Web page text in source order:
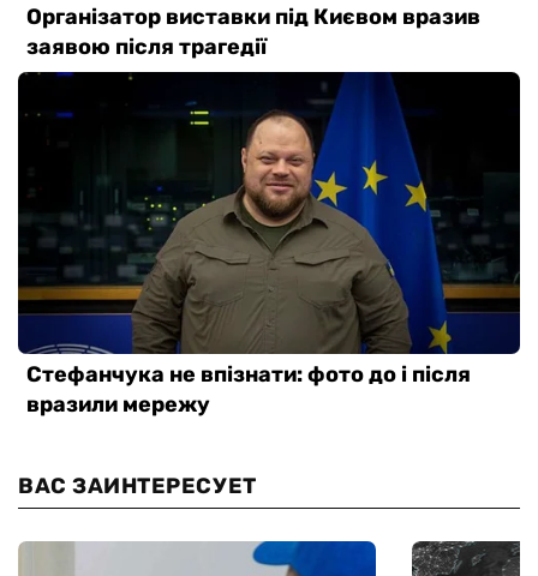
ВАС ЗАИНТЕРЕСУЕТ